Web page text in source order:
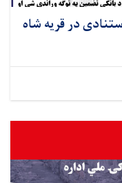
در قریه شاه